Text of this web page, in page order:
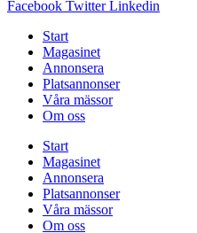
Facebook Twitter Linkedin
Start
Magasinet
Annonsera
Platsannonser
Våra mässor
Om oss
Start
Magasinet
Annonsera
Platsannonser
Våra mässor
Om oss